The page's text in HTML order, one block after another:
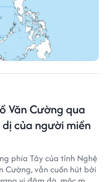
Văn Cường qua
của người miền
phía Tây của tỉnh Nghệ
Cường, vẫn cuốn hút bởi